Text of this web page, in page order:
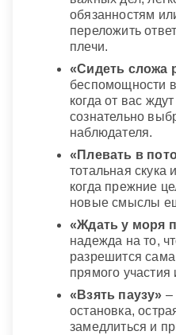
обязанностям
переложить
плечи.
«Сидеть сложа
беспомощности
когда от вас
сознательно
наблюдателя.
«Плевать в
тотальная скука
когда прежние
новые смыслы
«Ждать у моря
надежда на то,
разрешится
прямого
«Взять паузу» –
остановка,
замедлиться и